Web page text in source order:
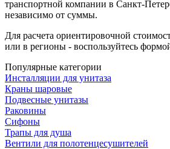
транспортной компании в Санкт-
независимо от суммы.
Для расчета ориентировочной
или в регионы - воспользуйтесь
Популярные категории
Инсталляции для унитаза
Краны шаровые
Подвесные унитазы
Раковины
Сифоны
Трапы для душа
Вентили для полотенцесушителей